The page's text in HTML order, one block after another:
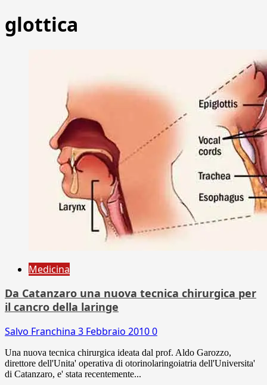
glottica
Medicina
Da Catanzaro una nuova tecnica chirurgica per
il cancro della laringe
Salvo Franchina 3 Febbraio 20100
Una nuova tecnica chirurgica ideata dal prof. Aldo Garozzo,
direttore dell'Unita' operativa di otorinolaringoiatria dell'Universita'
di Catanzaro, e' stata recentemente...